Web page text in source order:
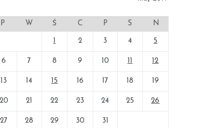
P W Ś C P S N
1 2 3 4 5
6 7 8 9 10 11 12
13 14 15 16 17 18 19
21 22 23 24 25 26
27 28 29 30 31